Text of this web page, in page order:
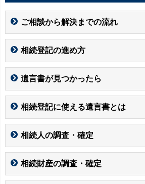
ご相談から解決までの流れ
相続登記の進め方
遺言書が見つかったら
相続登記に使える遺言書とは
相続人の調査・確定
相続財産の調査・確定